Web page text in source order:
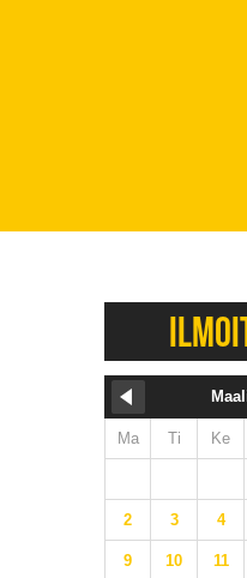
Ma Ti Ke
2 3 4
9 10 11